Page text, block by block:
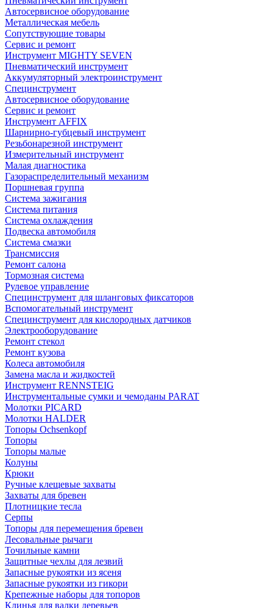
Автосервисное оборудование
Металлическая мебель
Сопутствующие товары
Сервис и ремонт
Инструмент MIGHTY SEVEN
Пневматический инструмент
Аккумуляторный электроинструмент
Специнструмент
Автосервисное оборудование
Сервис и ремонт
Инструмент AFFIX
Шарнирно-губцевый инструмент
Резьбонарезной инструмент
Измерительный инструмент
Малая диагностика
Газораспределительный механизм
Поршневая группа
Система зажигания
Система питания
Система охлаждения
Подвеска автомобиля
Система смазки
Трансмиссия
Ремонт салона
Тормозная система
Рулевое управление
Специнструмент для шланговых фиксаторов
Вспомогательный инструмент
Специнструмент для кислородных датчиков
Электрооборудование
Ремонт стекол
Ремонт кузова
Колеса автомобиля
Замена масла и жидкостей
Инструмент RENNSTEIG
Инструментальные сумки и чемоданы PARAT
Молотки PICARD
Молотки HALDER
Топоры Ochsenkopf
Топоры
Топоры малые
Колуны
Крюки
Ручные клещевые захваты
Захваты для бревен
Плотницкие тесла
Серпы
Топоры для перемещения бревен
Лесовальные рычаги
Точильные камни
Защитные чехлы для лезвий
Запасные рукоятки из ясеня
Запасные рукоятки из гикори
Крепежные наборы для топоров
Клинья для валки деревьев